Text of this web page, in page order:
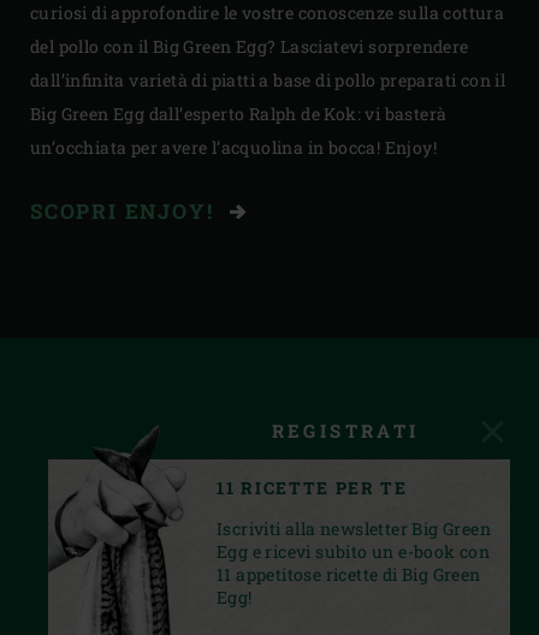
curiosi di approfondire le vostre conoscenze sulla cottura
del pollo con il Big Green Egg? Lasciatevi sorprendere
dall’infinita varietà di piatti a base di pollo preparati con il
Big Green Egg dall’esperto Ralph de Kok: vi basterà
un’occhiata per avere l’acquolina in bocca! Enjoy!
SCOPRI ENJOY!
REGISTRATI
11 RICETTE PER TE
Iscriviti alla newsletter Big Green
Egg e ricevi subito un e-book con
11 appetitose ricette di Big Green
Egg!